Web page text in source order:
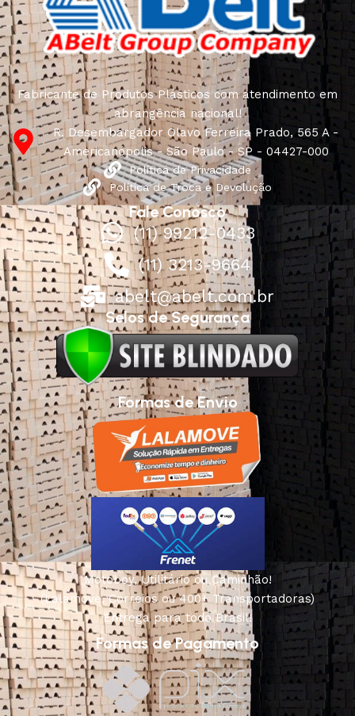
Fabricante de Produtos Plásticos com atendimento em
abrangência nacional!
R. Desembargador Olavo Ferreira Prado, 565 A -
Americanópolis - São Paulo - SP - 04427-000
Política de Privacidade
Política de Troca e Devolução
Fale Conosco
(11) 99212-0433
(11) 3213-9664
abelt@abelt.com.br
Selos de Segurança
Formas de Envio
Motoboy, Utilitário ou Caminhão!
(Lalamove, Correios ou 400+ Transportadoras)
Entrega para todo Brasil!
Formas de Pagamento